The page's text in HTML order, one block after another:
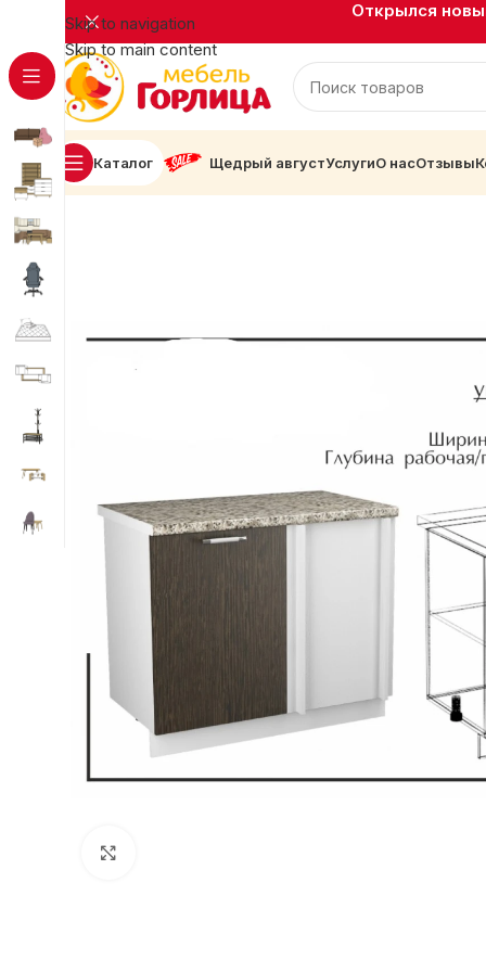
Skip to navigation
Skip to main content
Открылся
Каталог Щедрый августУслугиО насОтзывы
Главная Кухни